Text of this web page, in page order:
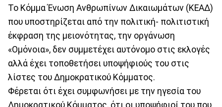
Το Κόμμα Ένωση Ανθρωπίνων Δικαιωμάτων (ΚΕΑΔ)
που υποστηρίζεται από την πολιτική- πολιτιστική
έκφραση της μειονότητας, την οργάνωση
«Ομόνοια», δεν συμμετέχει αυτόνομο στις εκλογές
αλλά έχει τοποθετήσει υποψήφιούς του στις
λίστες του Δημοκρατικού Κόμματος.
Φέρεται ότι έχει συμφωνήσει με την ηγεσία του